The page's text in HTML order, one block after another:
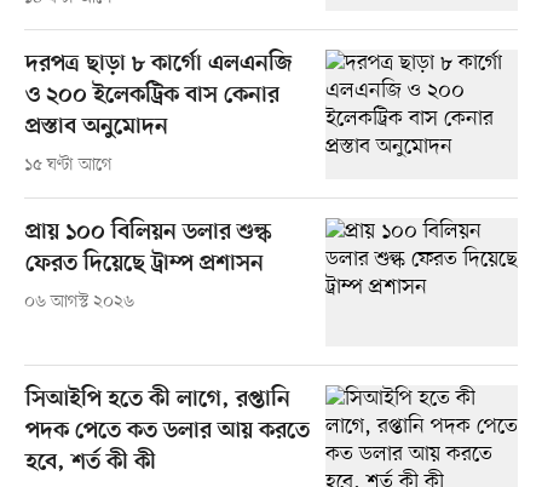
দরপত্র ছাড়া ৮ কার্গো এলএনজি
ও ২০০ ইলেকট্রিক বাস কেনার
প্রস্তাব অনুমোদন
১৫ ঘণ্টা আগে
প্রায় ১০০ বিলিয়ন ডলার শুল্ক
ফেরত দিয়েছে ট্রাম্প প্রশাসন
০৬ আগস্ট ২০২৬
সিআইপি হতে কী লাগে, রপ্তানি
পদক পেতে কত ডলার আয় করতে
হবে, শর্ত কী কী